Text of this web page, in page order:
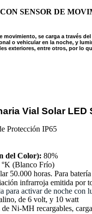
SENSOR DE
movimiento, se carga a través
o vehicular en la noche, y
exteriores, entre otros, por lo
Vial Solar
Protección IP65
del Color): 80%
°K (Blanco Frío)
50.000 horas. Para
infrarroja emitida por
para activar de noche con
de 6 volt, y 10 watt
Ni-MH recargables,